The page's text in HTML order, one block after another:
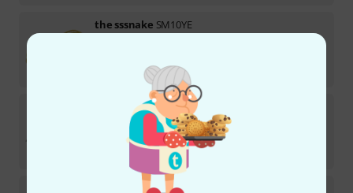
the sssnake SM10YE
the sssnakeSMP10BK
684
Sofort lieferbar
the sssnakeSK233-0,9 angled XLR Patch FM